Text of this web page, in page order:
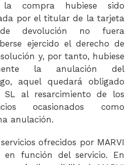
compra hubiese sido
por el titular de la tarjeta
devolución no fuera
ejercido el derecho de
y, por tanto, hubiese
la anulación del
aquel quedará obligado
al resarcimiento de los
ocasionados como
anulación.
ofrecidos por MARVI
función del servicio. En